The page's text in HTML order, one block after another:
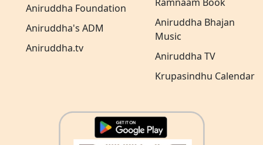
Aniruddha Foundation
Aniruddha's ADM
Aniruddha.tv
Aniruddha Bhajan
Music
Aniruddha TV
Krupasindhu Calendar